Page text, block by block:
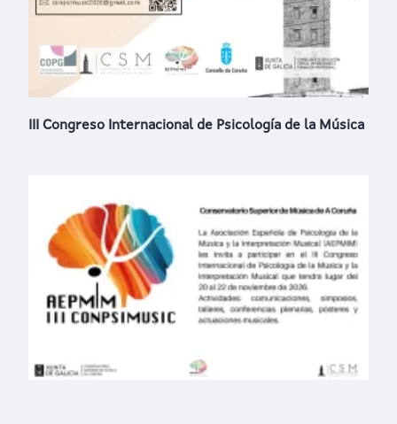
III Congreso Internacional de Psicología de la Música